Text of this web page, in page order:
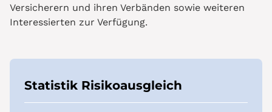
Versicherern und ihren Verbänden sowie weiteren
Interessierten zur Verfügung.
Statistik Risikoausgleich